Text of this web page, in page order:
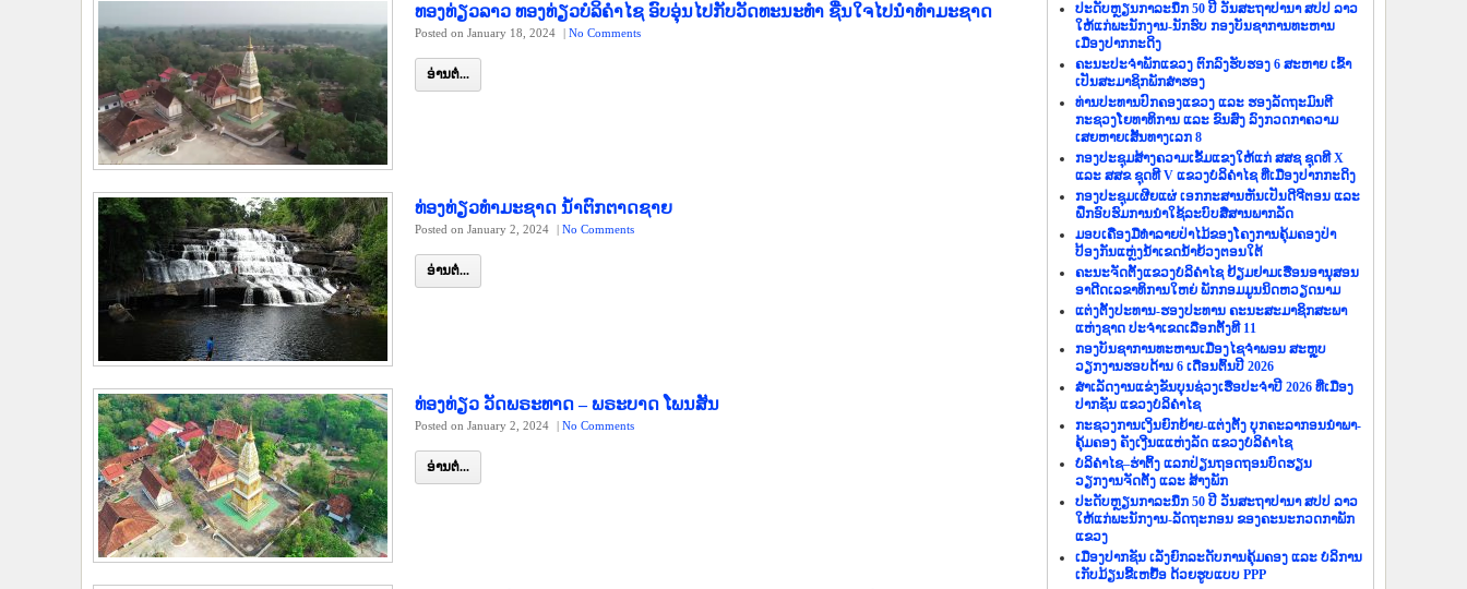
ທອງທ່ຽວລາວ ທອງທ່ຽວບໍລິຄຳໄຊ ອົບອຸ່ນໄປກັບວັດທະນະທຳ ຊື່ນໃຈໄປນຳທຳມະຊາດ
Posted on January 18, 2024 | No Comments
ອ່ານຕໍ່...
ທ່ອງທ່ຽວທຳມະຊາດ ນ້ຳຕົກຕາດຊາຍ
Posted on January 2, 2024 | No Comments
ອ່ານຕໍ່...
ທ່ອງທ່ຽວ ວັດພຣະທາດ – ພຣະບາດ ໂພນສັນ
Posted on January 2, 2024 | No Comments
ອ່ານຕໍ່...
ປະດັບຫຼຽນກາລະນຶກ 50 ປີ ວັນສະຖາປານາ ສປປ ລາວ
ໃຫ້ແກ່ພະນັກງານ-ນັກຮົບ ກອງບັນຊາການທະຫານ
ເມືອງປາກກະດິງ
ຄະນະປະຈຳພັກແຂວງ ຕົກລົງຮັບຮອງ 6 ສະຫາຍ ເຂົ້າ
ເປັນສະມາຊິກພັກສຳຮອງ
ທ່ານປະທານປົກຄອງແຂວງ ແລະ ຮອງລັດຖະມົນຕີ
ກະຊວງໂຍທາທິການ ແລະ ຂົນສົ່ງ ລົງກວດກາຄວາມ
ເສຍຫາຍເສັ້ນທາງເລກ 8
ກອງປະຊຸມສ້າງຄວາມເຂັ້ມແຂງໃຫ້ແກ່ ສສຊ ຊຸດທີ X
ແລະ ສສຂ ຊຸດທີ V ແຂວງບໍລິຄຳໄຊ ທີ່ເມືອງປາກກະດິງ
ກອງປະຊຸມເຜີຍແຜ່ ເອກກະສານຫັນເປັນດີຈີຕອນ ແລະ
ຝຶກອົບຮົມການນຳໃຊ້ລະບົບສື່ສານພາກລັດ
ມອບເຄື່ອງມືທຳລາຍປ່າໄມ້ຂອງໂຄງການຄຸ້ມຄອງປ່າ
ປ້ອງກັນແຫຼ່ງນ້ຳເຂດນ້ຳຍ້ວງຕອນໃຕ້
ຄະນະຈັດຕັ້ງແຂວງບໍລິຄຳໄຊ ຢ້ຽມຢາມເຮືອນອານຸສອນ
ອາດີດເລຂາທິການໃຫຍ່ ພັກກອມມູນນິດຫວຽດນາມ
ແຕ່ງຕັ້ງປະທານ-ຮອງປະທານ ຄະນະສະມາຊິກສະພາ
ແຫ່ງຊາດ ປະຈຳເຂດເລືອກຕັ້ງທີ 11
ກອງບັນຊາການທະຫານເມືອງໄຊຈຳພອນ ສະຫຼຸບ
ວຽກງານຮອບດ້ານ 6 ເດືອນຕົ້ນປີ 2026
ສຳເລັດງານແຂ່ງຂັນບຸນຊ່ວງເຮືອປະຈຳປີ 2026 ທີ່ເມືອງ
ປາກຊັນ ແຂວງບໍລິຄຳໄຊ
ກະຊວງການເງິນຍົກຍ້າຍ-ແຕ່ງຕັ້ງ ບຸກຄະລາກອນນຳພາ-
ຄຸ້ມຄອງ ຄັງເງີນແແຫ່ງລັດ ແຂວງບໍລິຄຳໄຊ
ບໍລິຄຳໄຊ–ຮ່າຕິ້ງ ແລກປ່ຽນຖອດຖອນບົດຮຽນ
ວຽກງານຈັດຕັ້ງ ແລະ ສ້າງພັກ
ປະດັບຫຼຽນກາລະນຶກ 50 ປີ ວັນສະຖາປານາ ສປປ ລາວ
ໃຫ້ແກ່ພະນັກງານ-ລັດຖະກອນ ຂອງຄະນະກວດກາພັກ
ແຂວງ
ເມືອງປາກຊັນ ເລັ່ງຍົກລະດັບການຄຸ້ມຄອງ ແລະ ບໍລິການ
ເກັບມ້ຽນຂີ້ເຫຍື້ອ ດ້ວຍຮູບແບບ PPP